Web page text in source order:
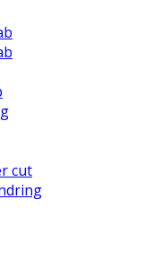
cut